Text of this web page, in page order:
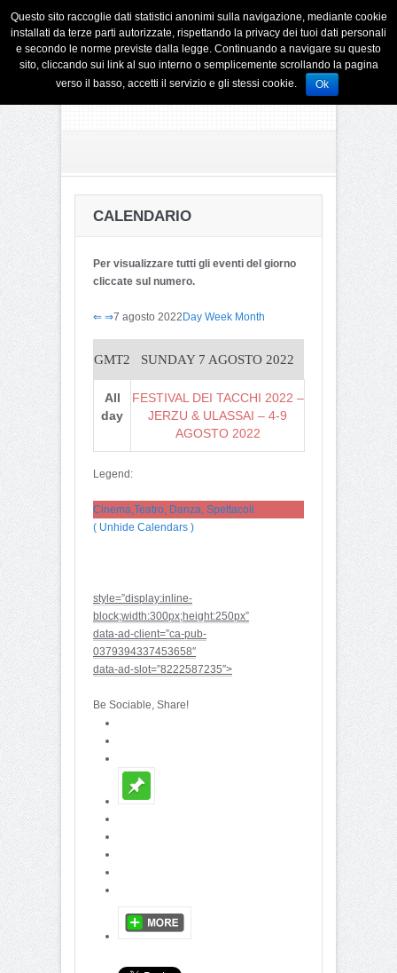
CALENDARIO
Per visualizzare tutti gli eventi del giorno
cliccate sul numero.
⇐ ⇒7 agosto 2022Day Week Month
GMT2 SUNDAY 7 AGOSTO 2022
All
day
FESTIVAL DEI TACCHI 2022 –
JERZU & ULASSAI – 4-9
AGOSTO 2022
Legend:
Cinema,Teatro, Danza, Spettacoli
( Unhide Calendars )
style=”display:inline-
block;width:300px;height:250px”
data-ad-client=”ca-pub-
0379394337453658″
data-ad-slot=”8222587235″>
Be Sociable, Share!
Questo sito raccoglie dati statistici anonimi sulla navigazione, mediante cookie
installati da terze parti autorizzate, rispettando la privacy dei tuoi dati personali
e secondo le norme previste dalla legge. Continuando a navigare su questo
sito, cliccando sui link al suo interno o semplicemente scrollando la pagina
verso il basso, accetti il servizio e gli stessi cookie.
Ok